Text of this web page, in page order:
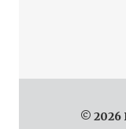
© 2026